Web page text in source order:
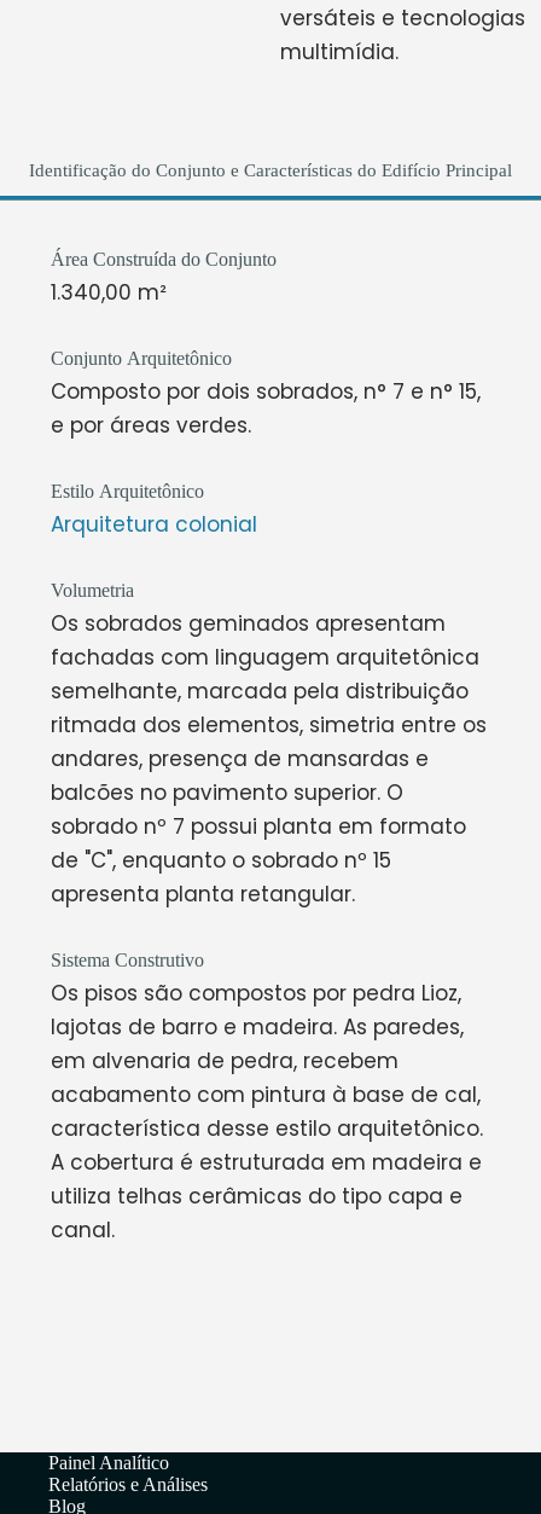
versáteis e tecnologias
multimídia.
Identificação do Conjunto e Características do Edifício Principal
Área Construída do Conjunto
1.340,00 m²
Conjunto Arquitetônico
Composto por dois sobrados, n° 7 e n° 15,
e por áreas verdes.
Estilo Arquitetônico
Arquitetura colonial
Volumetria
Os sobrados geminados apresentam
fachadas com linguagem arquitetônica
semelhante, marcada pela distribuição
ritmada dos elementos, simetria entre os
andares, presença de mansardas e
balcões no pavimento superior.​ O
sobrado nº 7 possui planta em formato
de "C", enquanto o sobrado nº 15
apresenta planta retangular.
Sistema Construtivo
Os pisos são compostos por pedra Lioz,
lajotas de barro e madeira. As paredes,
em alvenaria de pedra, recebem
acabamento com pintura à base de cal,
característica desse estilo arquitetônico.
A cobertura é estruturada em madeira e
utiliza telhas cerâmicas do tipo capa e
canal.
Painel Analítico
Relatórios e Análises
Blog